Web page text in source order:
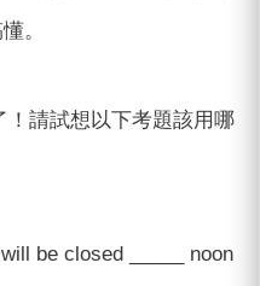
。
請試想以下考題該用哪
be closed _____ noon